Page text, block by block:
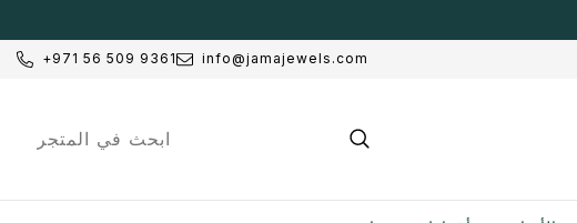
+971 56 509 9361 info@jamajewels.com